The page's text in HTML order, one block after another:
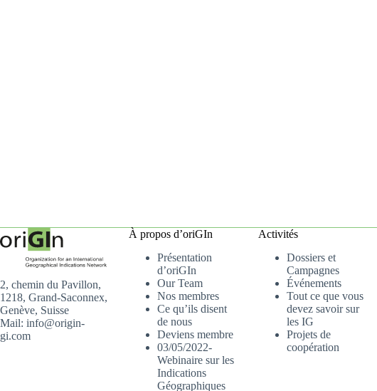
2, chemin du Pavillon,
1218, Grand-Saconnex,
Genève, Suisse
Mail: info@origin-
gi.com
À propos d’oriGIn
Présentation
d’oriGIn
Our Team
Nos membres
Ce qu’ils disent
de nous
Deviens membre
03/05/2022-
Webinaire sur les
Indications
Géographiques
Activités
Dossiers et
Campagnes
Événements
Tout ce que vous
devez savoir sur
les IG
Projets de
coopération